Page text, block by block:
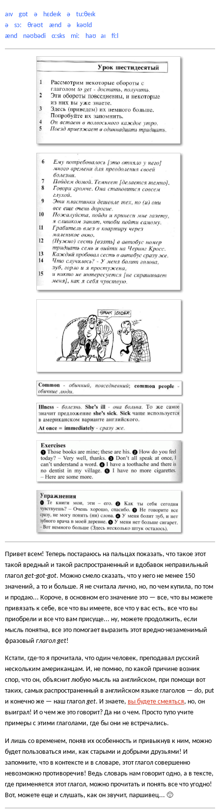
aɪv gɒt ə hɛdeɪk ə tuːθeɪk
ə sɔː θrəʊt ænd ə kəʊld
ænd nəʊbədi ɑːsks miː haʊ aɪ fiːl
Привет всем! Теперь постараюсь на пальцах показать, что такое этот
такой вредный и такой распространенный и вдобавок неправильный
глагол get-got-got. Можно смело сказать, что у него не менее 150
значений, а то и больше. Я не считала лично, но, по чем купила, по том
и продаю... Короче, в основном его значение это — все, что вы можете
привязать к себе, все что вы имеете, все что у вас есть, все что вы
приобрели и все что вам присуще... ну, можете продолжить, если
мысль понятна, все это помогает выразить этот вредно-незаменимый
фразовый глагол get!
Кстати, где-то я прочитала, что один человек, преподавал русский
нескольким американцам. И, не помню, по какой причине возник
спор, что он, объяснит любую мысль на английском, при помощи вот
таких, самых распространенный в английском языке глаголов — do, put
и конечно же — наш глагол get. И знаете, вы будете смеяться, но, он
выиграл! И о чем же это говорит? Да ни о чем. Просто тупо учите
примеры с этими глаголами, где бы они не встречались.
И лишь со временем, поняв их особенность и привыкнув к ним, можно
будет пользоваться ими, как старыми и добрыми друзьями! И
запомните, что в контексте и в словаре, этот глагол совершенно
невозможно противоречив! Ведь словарь нам говорит одно, а в тексте,
где применяется этот глагол, можно прочитать и понять все что угодно!
Вот, можете еще и слушать, как он звучит, паршивец... 🙂